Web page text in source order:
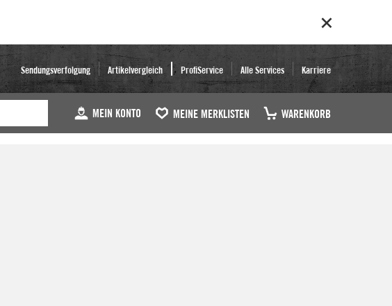
Sendungsverfolgung Artikelvergleich ProfiService Alle Services Karriere
MEIN KONTO MEINE MERKLISTEN WARENKORB